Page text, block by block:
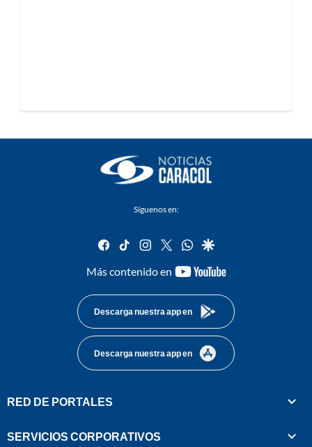
Síguenos en:
facebook
tiktok instagram
twitterwhatsapp
google
Más contenido en
youtube-
Descarga nuestra app en
Descarga nuestra app en
RED DE PORTALES
SERVICIOS CORPORATIVOS